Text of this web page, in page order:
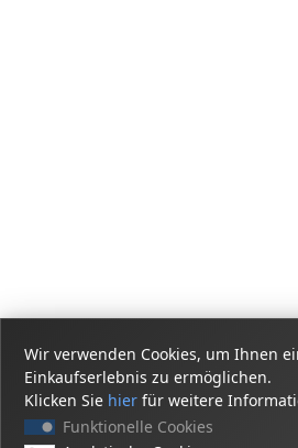
Wir verwenden Cookies, um Ihnen
Einkaufserlebnis zu ermöglichen.
Klicken Sie hier für weitere
Funktionelle Cookies